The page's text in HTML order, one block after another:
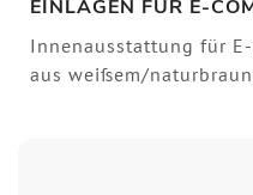
EINLAGEN FÜR E-
Innenausstattung für
aus weißem/